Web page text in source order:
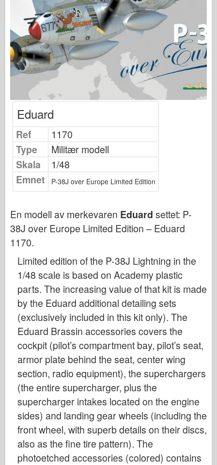
Osprey Publisering
Skvadron Signal
TankPower
Lastebiler og tanker
Waffen-Arsenal
Wydawnictwo Militaria
Maquettes
Academy
Ace Modeller
AFV Klubb
Airfix
Luftforsvaret
AZ Modell
Cyber-Hobby
Eduard
E.T. Modell
Fine former
Styrker av Tapperhet
FriulModel
Hasegawa
Heller (andre)
HobbyBoss
IBG-modeller
Icm
Italeri
Legenden
Eduard
Ref
1170
Type
Militær modell
Skala
1/48
Emnet
P-38J over Europe Limited Edition
En modell av merkevaren Eduard settet: P-
38J over Europe Limited Edition – Eduard
1170.
Limited edition of the P-38J Lightning in the
1/48 scale is based on Academy plastic
parts. The increasing value of that kit is made
by the Eduard additional detailing sets
(exclusively included in this kit only). The
Eduard Brassin accessories covers the
cockpit (pilot’s compartment bay, pilot’s seat,
armor plate behind the seat, center wing
section, radio equipment), the superchargers
(the entire supercharger, plus the
supercharger intakes located on the engine
sides) and landing gear wheels (including the
front wheel, with superb details on their discs,
also as the fine tire pattern). The
photoetched accessories (colored) contains